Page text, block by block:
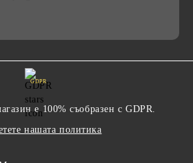
GDPR
е 100% съобразен с GDPR.
нашата политика